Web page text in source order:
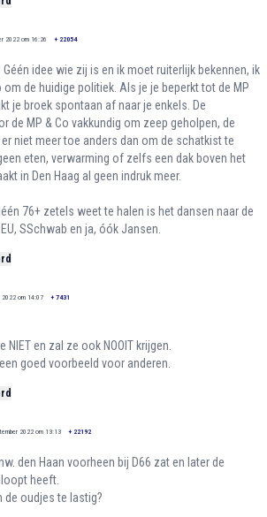
2022 om 16:26 + 22054
Géén idee wie zij is en ik moet ruiterlijk bekennen, ik
de huidige politiek. Als je je beperkt tot de MP
je broek spontaan af naar je enkels. De
de MP & Co vakkundig om zeep geholpen, de
niet meer toe anders dan om de schatkist te
eten, verwarming of zelfs een dak boven het
in Den Haag al geen indruk meer.
76+ zetels weet te halen is het dansen naar de
SSchwab en ja, óók Jansen.
2022 om 14:07 + 7431
NIET en zal ze ook NOOIT krijgen.
goed voorbeeld voor anderen.
2022 om 13:13 + 22192
den Haan voorheen bij D66 zat en later de
heeft.
de oudjes te lastig?